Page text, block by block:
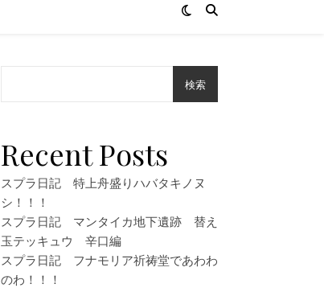
検索
Recent Posts
スプラ日記 特上舟盛りハバタキノヌ
シ！！！
スプラ日記 マンタイカ地下遺跡 替え
玉テッキュウ 辛口編
スプラ日記 フナモリア祈祷堂であわわ
のわ！！！